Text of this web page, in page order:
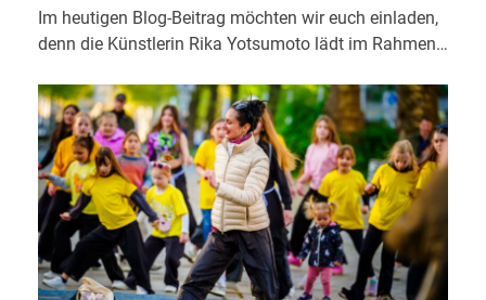
Im heutigen Blog-Beitrag möchten wir euch einladen,
denn die Künstlerin Rika Yotsumoto lädt im Rahmen…